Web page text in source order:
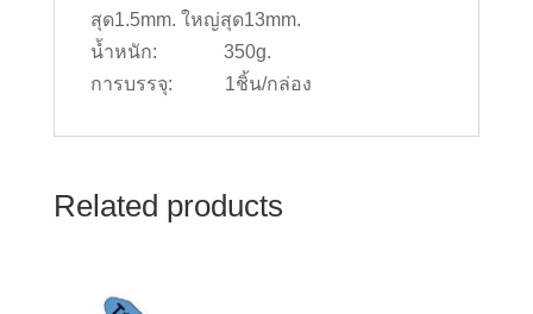
สุด1.5mm. ใหญ่สุด13mm.
น้ำหนัก: 350g.
การบรรจุ: 1ชิ้น/กล่อง
Related products